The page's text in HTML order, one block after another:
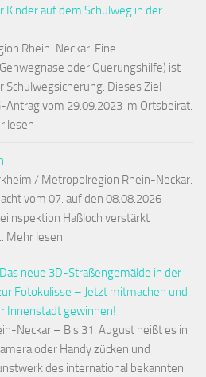
Kinder auf dem Schulweg in der
Rhein-Neckar. Eine
oder Querungshilfe) ist
Schulwegsicherung. Dieses Ziel
vom 29.09.2023 im Ortsbeirat.
lesen
/ Metropolregion Rhein-Neckar.
vom 07. auf den 08.08.2026
Haßloch verstärkt
Mehr lesen
neue 3D-Straßengemälde in der
Fotokulisse – Jetzt mitmachen und
Innenstadt gewinnen!
Neckar – Bis 31. August heißt es in
oder Handy zücken und
des international bekannten